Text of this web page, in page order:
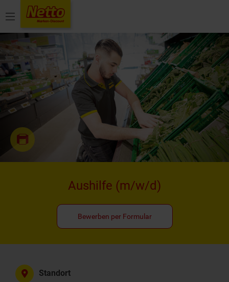
Menü
Aushilfe (m/w/d)
Bewerben per Formular
Standort